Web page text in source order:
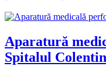
Aparatură
Spitalul